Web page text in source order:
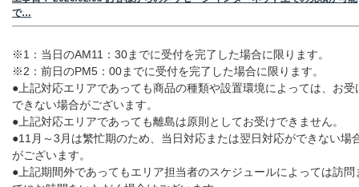
で…
※1：当日のAM11：30までに受付を完了した場合に限ります。
※2：前日のPM5：00までに受付を完了した場合に限ります。
●上記対応エリアであっても商品の種類や設置環境によっては、お受
できない場合がございます。
●上記対応エリアであっても離島は原則としてお受けできません。
●11月～3月は繁忙期のため、当日対応または翌日対応ができない場
がございます。
●上記期間外であってもエリア担当者のスケジュールによっては訪問